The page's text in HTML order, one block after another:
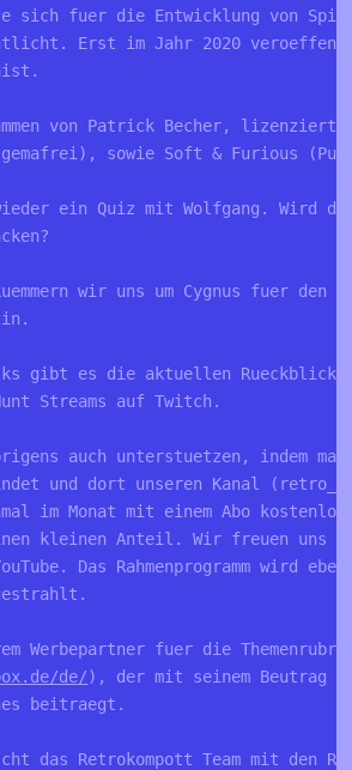
sich fuer die Entwicklung von
Erst im Jahr 2020
von Patrick Becher, lizenziert
sowie Soft & Furious
ein Quiz mit Wolfgang. Wird
wir uns um Cygnus fuer
gibt es die aktuellen Rueckblicke
Streams auf Twitch.
auch unterstuetzen, indem
und dort unseren Kanal
im Monat mit einem Abo
kleinen Anteil. Wir freuen uns
Das Rahmenprogramm wird
Werbepartner fuer die
de/), der mit seinem Beutrag
beitraegt.
das Retrokompott Team mit den